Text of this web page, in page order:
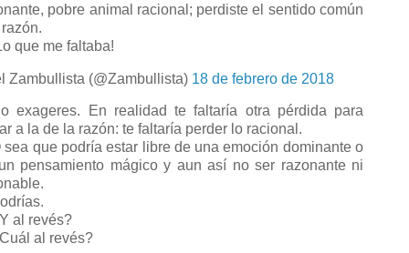
pobre animal racional; perdiste el sentido común
que me faltaba!
Zambullista (@Zambullista) 18 de febrero de 2018
exageres. En realidad te faltaría otra pérdida para
a la de la razón: te faltaría perder lo racional.
que podría estar libre de una emoción dominante o
pensamiento mágico y aun así no ser razonante ni
al revés?
al revés?